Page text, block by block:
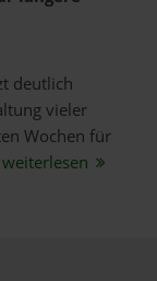
deutlich
vieler
Wochen für
weiterlesen